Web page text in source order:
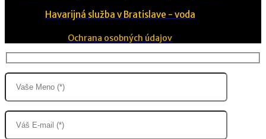
Havarijná služba v Bratislave - voda
Ochrana osobných údajov